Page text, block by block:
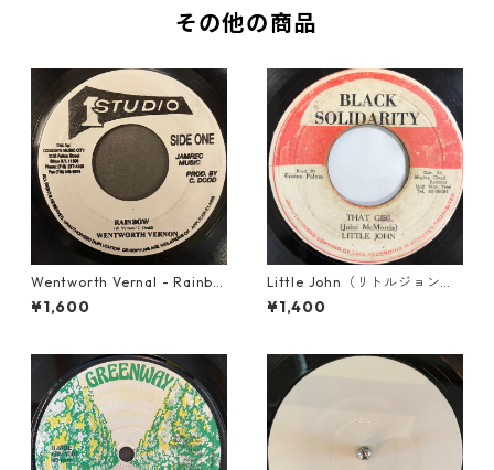
その他の商品
Wentworth Vernal - Rainbo
w【7-21940】
¥1,600
Little John（リトルジョン）
- That Girl 【7-20045】
¥1,400